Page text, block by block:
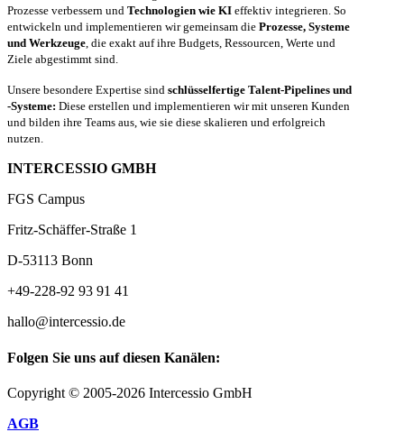
Prozesse verbessern und Technologien wie KI effektiv integrieren. So
entwickeln und implementieren wir gemeinsam die Prozesse, Systeme
und Werkzeuge, die exakt auf ihre Budgets, Ressourcen, Werte und
Ziele abgestimmt sind.
Unsere besondere Expertise sind schlüsselfertige Talent-Pipelines und
-Systeme: Diese erstellen und implementieren wir mit unseren Kunden
und bilden ihre Teams aus, wie sie diese skalieren und erfolgreich
nutzen.
INTERCESSIO GMBH
FGS Campus
Fritz-Schäffer-Straße 1
D-53113 Bonn
+49-228-92 93 91 41
hallo@intercessio.de
Folgen Sie uns auf diesen Kanälen:
Copyright © 2005-2026 Intercessio GmbH
AGB